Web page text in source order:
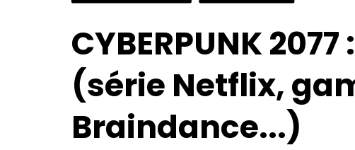
CYBERPUNK
(série Netflix,
Braindance...)